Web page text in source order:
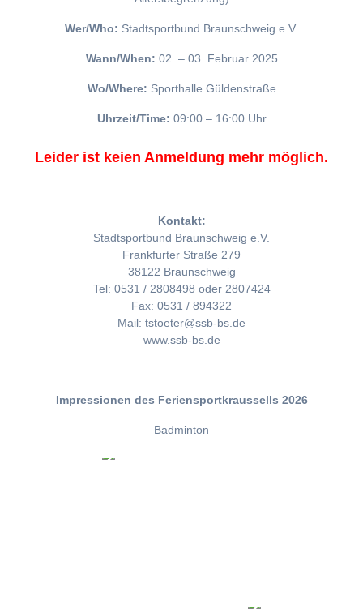
Wer/Who: Stadtsportbund Braunschweig e.V.
Wann/When: 02. – 03. Februar 2025
Wo/Where: Sporthalle Güldenstraße
Uhrzeit/Time: 09:00 – 16:00 Uhr
Leider ist keien Anmeldung mehr möglich.
Kontakt:
Stadtsportbund Braunschweig e.V.
Frankfurter Straße 279
38122 Braunschweig
Tel: 0531 / 2808498 oder 2807424
Fax: 0531 / 894322
Mail: tstoeter@ssb-bs.de
www.ssb-bs.de
Impressionen des Feriensportkraussells 2026
Badminton